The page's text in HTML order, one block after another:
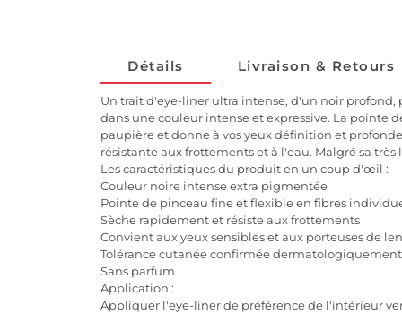
Détails Livraison & Retours
Un trait d'eye-liner ultra intense, d'un noir profond,
dans une couleur intense et expressive. La pointe
paupière et donne à vos yeux définition et
résistante aux frottements et à l'eau. Malgré sa
Les caractéristiques du produit en un coup d'œil :
Couleur noire intense extra pigmentée
Pointe de pinceau fine et flexible en fibres
Sèche rapidement et résiste aux frottements
Convient aux yeux sensibles et aux porteuses de
Tolérance cutanée confirmée dermatologiquement
Sans parfum
Application :
Appliquer l'eye-liner de préférence de l'intérieur